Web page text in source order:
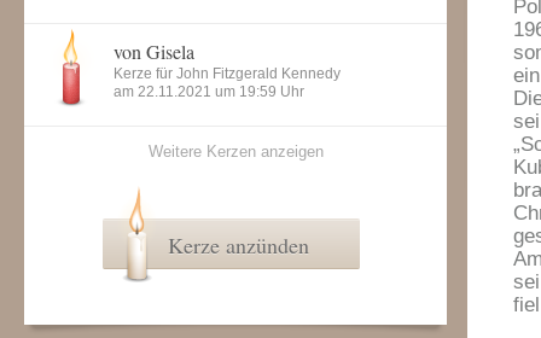
von Gisela
Kerze für John Fitzgerald Kennedy
am 22.11.2021 um 19:59 Uhr
Weitere Kerzen anzeigen
Kerze anzünden